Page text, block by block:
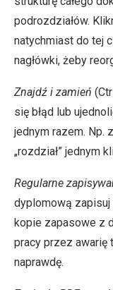
podrozdziałów.
natychmiast do tej
nagłówki, żeby
Znajdź i zamień
się błąd lub
jednym razem. Np.
„rozdział” jednym
Regularne
dyplomową zapisuj
kopie zapasowe z
pracy przez awarię
naprawdę.